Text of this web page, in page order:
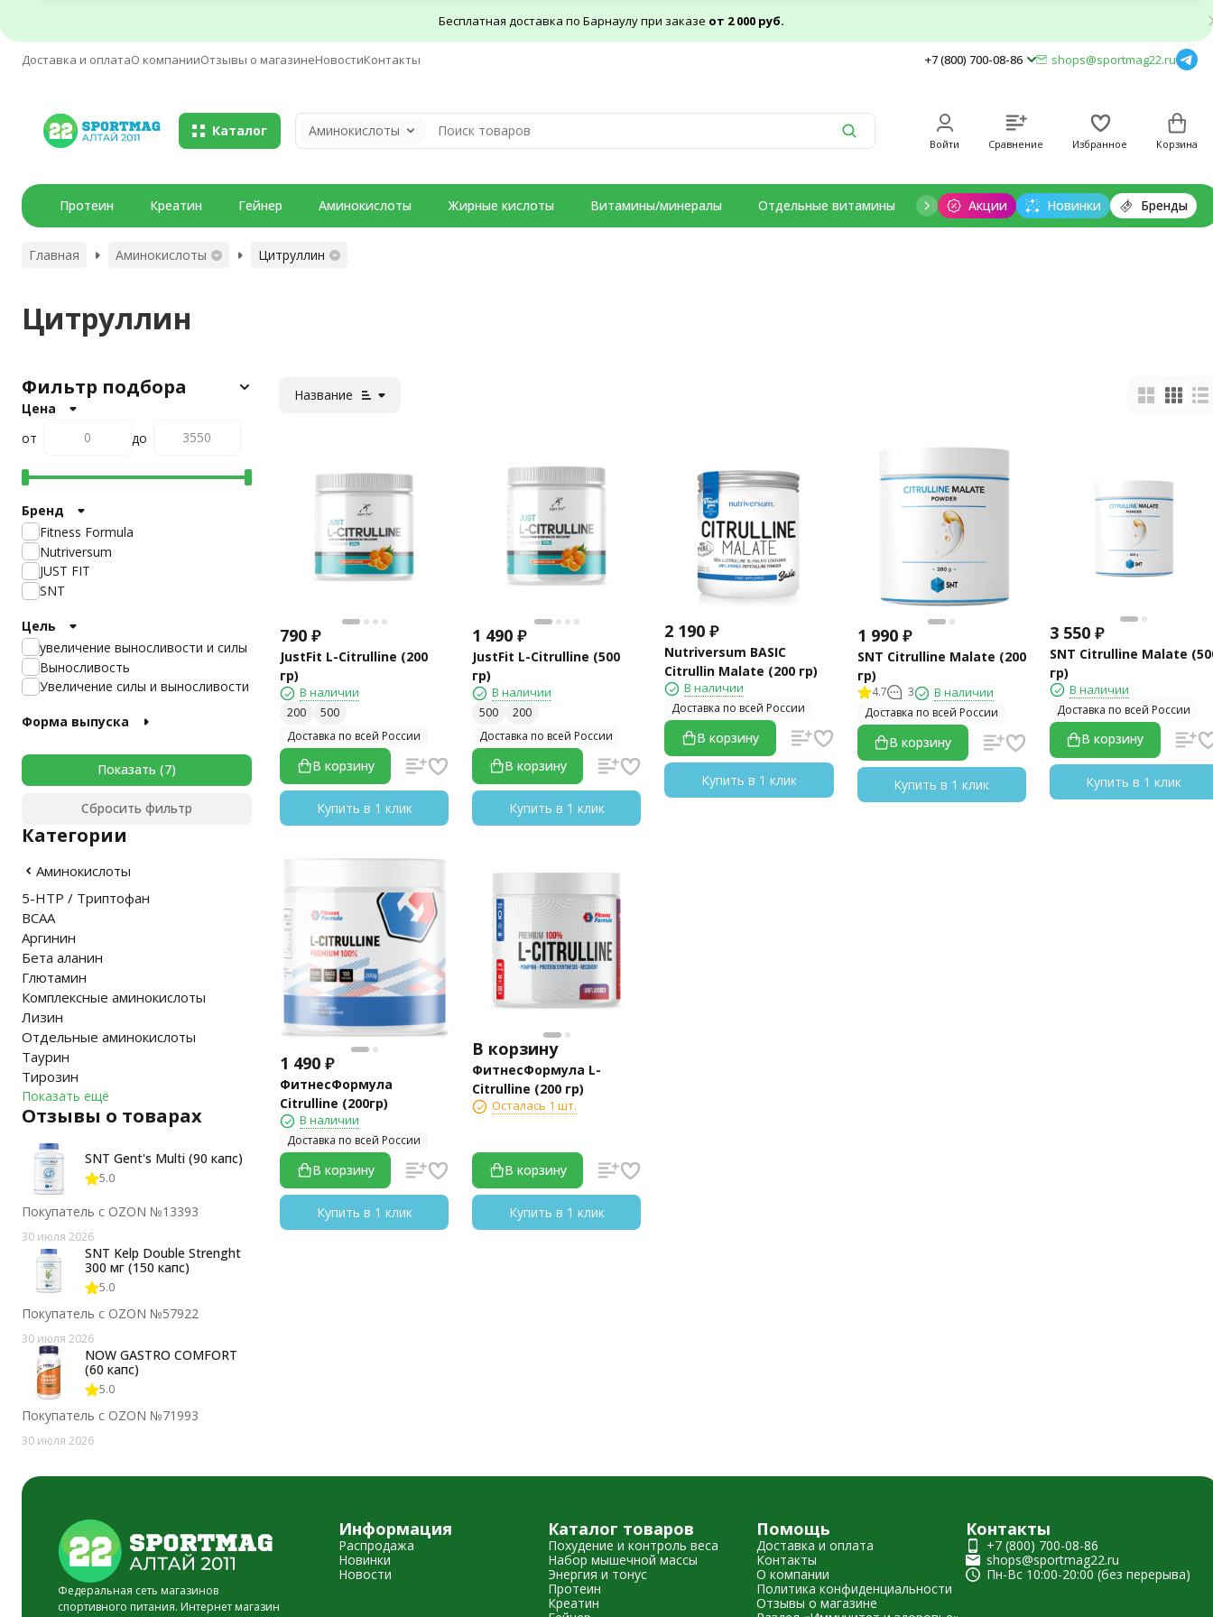
Бесплатная доставка по Барнаулу при заказе от 2 000 руб.
Доставка и оплатаО компанииОтзывы о магазинеНовостиКонтакты +7 (800) 700-08-86 shops@sportmag22.ru
Каталог Аминокислоты
Войти Сравнение Избранное Корзина
Акции Новинки Бренды
Протеин Креатин Гейнер Аминокислоты Жирные кислоты Витамины/минералы Отдельные витамины Отдельные минералы Добавки для
Главная Аминокислоты Цитруллин
Цитруллин
Название
790 ₽
JustFit L-Citrulline (200
гр)
В наличии
200
500
Доставка по всей России
В корзину
Купить в 1 клик
1 490 ₽
JustFit L-Citrulline (500
гр)
В наличии
500
200
Доставка по всей России
В корзину
Купить в 1 клик
2 190 ₽
Nutriversum BASIC
Citrullin Malate (200 гр)
В наличии
Доставка по всей России
В корзину
Купить в 1 клик
1 990 ₽
SNT Citrulline Malate (200
гр)
4.7 3 В наличии
Доставка по всей России
В корзину
Купить в 1 клик
3 550 ₽
SNT Citrulline Malate
гр)
В наличии
Доставка по всей России
В корзину
Купить в 1 клик
1 490 ₽
ФитнесФормула
Citrulline (200гр)
В наличии
Доставка по всей России
В корзину
Купить в 1 клик
В корзину
ФитнесФормула L-
Citrulline (200 гр)
Осталась 1 шт.
В корзину
Купить в 1 клик
Фильтр подбора
Цена
от
до
Бренд
Fitness Formula
Nutriversum
JUST FIT
SNT
Цель
увеличение выносливости и силы
Выносливость
Увеличение силы и выносливости
Форма выпуска
Показать
Сбросить фильтр
Категории
Аминокислоты
5-HTP / Триптофан
BCAA
Аргинин
Бета аланин
Глютамин
Комплексные аминокислоты
Лизин
Отдельные аминокислоты
Таурин
Тирозин
Показать ещё
Отзывы о товарах
SNT Gent's Multi (90 капс)
5.0
Покупатель с OZON №13393
30 июля 2026
SNT Kelp Double Strenght
300 мг (150 капс)
5.0
Покупатель с OZON №57922
30 июля 2026
NOW GASTRO COMFORT
(60 капс)
5.0
Покупатель с OZON №71993
30 июля 2026
Федеральная сеть магазинов
спортивного питания. Интернет магазин
Информация
Распродажа
Новинки
Новости
Каталог товаров
Похудение и контроль веса
Набор мышечной массы
Энергия и тонус
Протеин
Креатин
Помощь
Доставка и оплата
Контакты
О компании
Политика конфиденциальности
Отзывы о магазине
Контакты
+7 (800) 700-08-86
shops@sportmag22.ru
Пн-Вс 10:00-20:00 (без перерыва)